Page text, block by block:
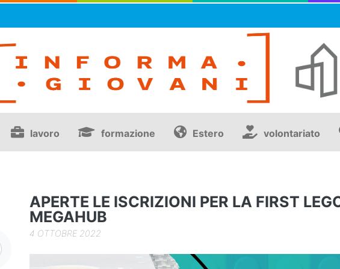
lavoro formazione Estero volontariato
APERTE LE ISCRIZIONI PER LA FIRST
MEGAHUB
4 OTTOBRE 2022